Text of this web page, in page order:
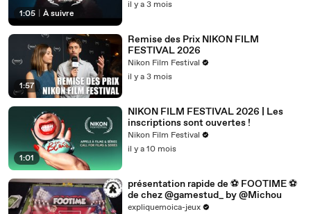
1:05 À suivre
il y a 3 mois
1:57
Remise des Prix NIKON FILM
FESTIVAL 2026
Nikon Film Festival
il y a 3 mois
1:01
NIKON FILM FESTIVAL 2026 | Les
inscriptions sont ouvertes !
Nikon Film Festival
il y a 10 mois
présentation rapide de ⚽ FOOTIME ⚽
de chez @gamestud_ by @Michou
expliquemoica-jeux